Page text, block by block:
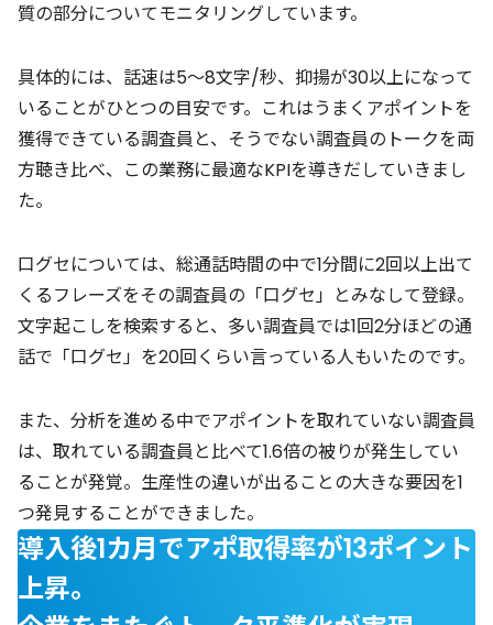
質の部分についてモニタリングしています。
具体的には、話速は5～8文字/秒、抑揚が30以上になって
いることがひとつの目安です。これはうまくアポイントを
獲得できている調査員と、そうでない調査員のトークを両
方聴き比べ、この業務に最適なKPIを導きだしていきまし
た。
口グセについては、総通話時間の中で1分間に2回以上出て
くるフレーズをその調査員の「口グセ」とみなして登録。
文字起こしを検索すると、多い調査員では1回2分ほどの通
話で「口グセ」を20回くらい言っている人もいたのです。
また、分析を進める中でアポイントを取れていない調査員
は、取れている調査員と比べて1.6倍の被りが発生してい
ることが発覚。生産性の違いが出ることの大きな要因を1
つ発見することができました。
導入後1カ月でアポ取得率が13ポイント
上昇。